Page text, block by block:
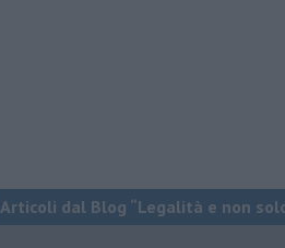
Articoli dal Blog “Legalità e non